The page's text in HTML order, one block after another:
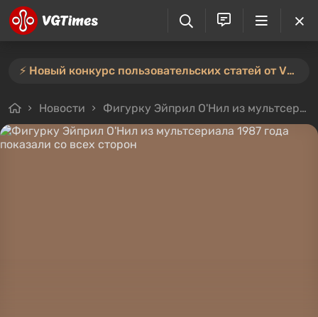
⚡️ Новый конкурс пользовательских статей от VGTimes — участвуйте тут ⚡️
Новости Фигурку Эйприл О'Нил из мультсериала 1987 года показали со всех сторон